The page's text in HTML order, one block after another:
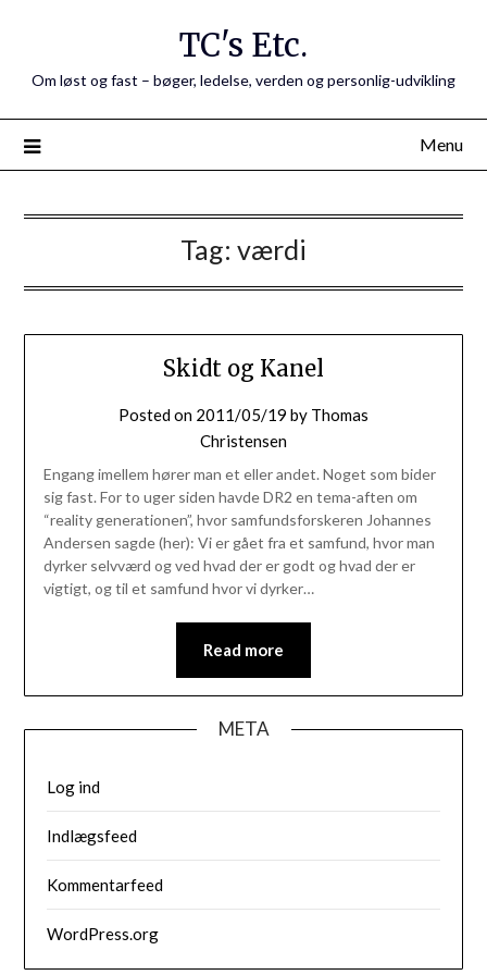
TC's Etc.
Om løst og fast – bøger, ledelse, verden og personlig-udvikling
Menu
Tag: værdi
Skidt og Kanel
Posted on 2011/05/19 by Thomas
Christensen
Engang imellem hører man et eller andet. Noget som bider
sig fast. For to uger siden havde DR2 en tema-aften om
“reality generationen”, hvor samfundsforskeren Johannes
Andersen sagde (her): Vi er gået fra et samfund, hvor man
dyrker selvværd og ved hvad der er godt og hvad der er
vigtigt, og til et samfund hvor vi dyrker…
Read more
META
Log ind
Indlægsfeed
Kommentarfeed
WordPress.org